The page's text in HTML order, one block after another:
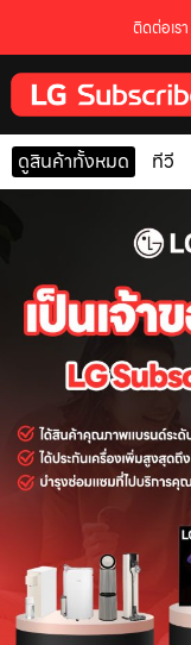
ติดต่อเรา
ดูสินค้าทั้งหมด ทีวี